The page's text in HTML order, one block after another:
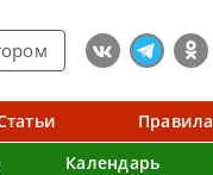
Правила
Календарь